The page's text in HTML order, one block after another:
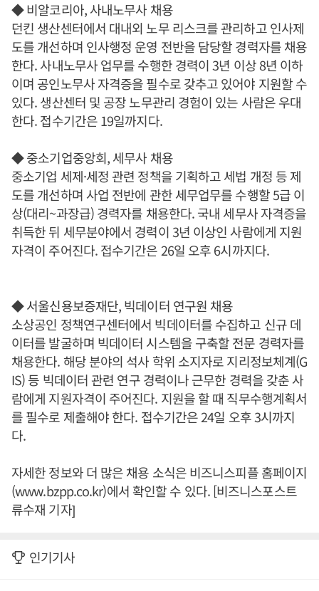
◆ 비알코리아, 사내노무사 채용
던킨 생산센터에서 대내외 노무 리스크를 관리하고 인사제
도를 개선하며 인사행정 운영 전반을 담당할 경력자를 채용
한다. 사내노무사 업무를 수행한 경력이 3년 이상 8년 이하
이며 공인노무사 자격증을 필수로 갖추고 있어야 지원할 수
있다. 생산센터 및 공장 노무관리 경험이 있는 사람은 우대
한다. 접수기간은 19일까지다.
◆ 중소기업중앙회, 세무사 채용
중소기업 세제·세정 관련 정책을 기획하고 세법 개정 등 제
도를 개선하며 사업 전반에 관한 세무업무를 수행할 5급 이
상(대리~과장급) 경력자를 채용한다. 국내 세무사 자격증을
취득한 뒤 세무분야에서 경력이 3년 이상인 사람에게 지원
자격이 주어진다. 접수기간은 26일 오후 6시까지다.
◆ 서울신용보증재단, 빅데이터 연구원 채용
소상공인 정책연구센터에서 빅데이터를 수집하고 신규 데
이터를 발굴하며 빅데이터 시스템을 구축할 전문 경력자를
채용한다. 해당 분야의 석사 학위 소지자로 지리정보체계(G
IS) 등 빅데이터 관련 연구 경력이나 근무한 경력을 갖춘 사
람에게 지원자격이 주어진다. 지원을 할 때 직무수행계획서
를 필수로 제출해야 한다. 접수기간은 24일 오후 3시까지
다.
자세한 정보와 더 많은 채용 소식은 비즈니스피플 홈페이지
(www.bzpp.co.kr)에서 확인할 수 있다. [비즈니스포스트
류수재 기자]
인기기사